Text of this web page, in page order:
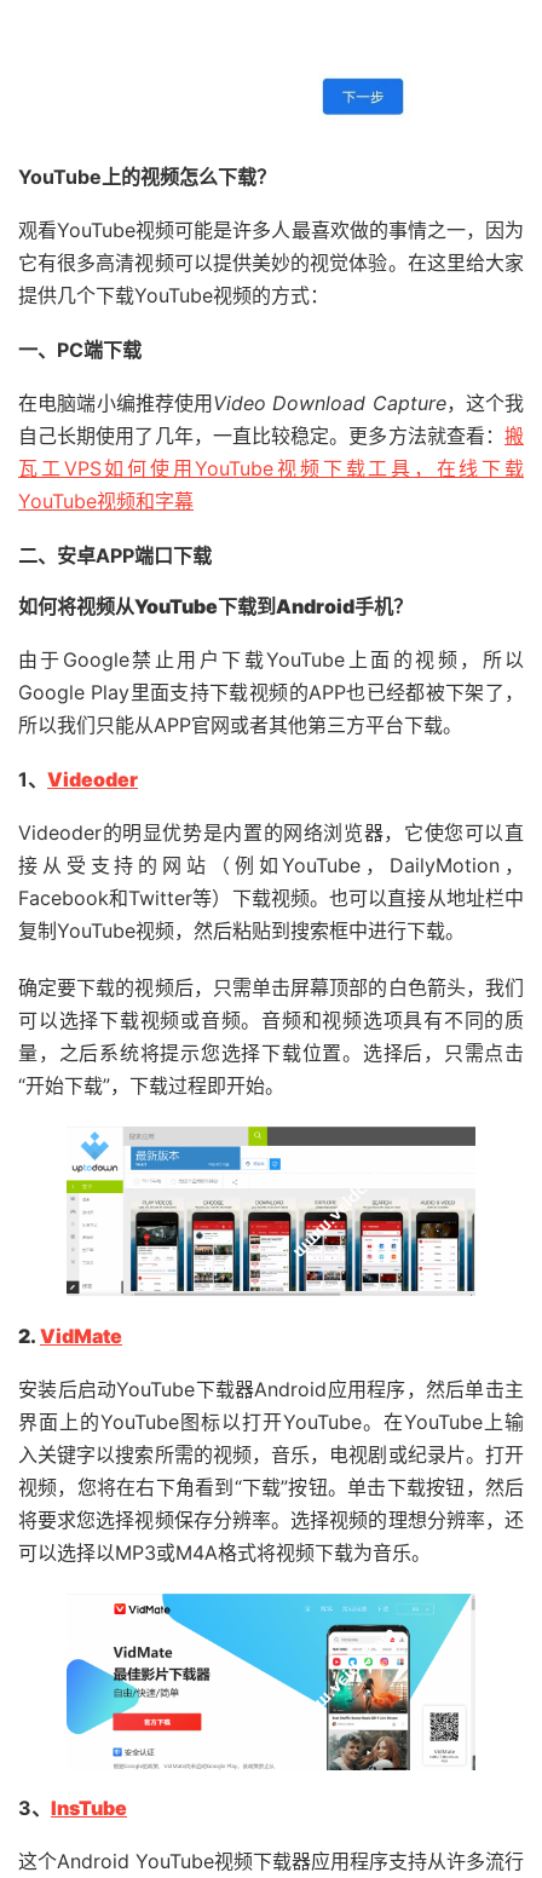
YouTube上的视频怎么下载？
观看YouTube视频可能是许多人最喜欢做的事情之一，因为
它有很多高清视频可以提供美妙的视觉体验。在这里给大家
提供几个下载YouTube视频的方式：
一、PC端下载
在电脑端小编推荐使用 Video Download Capture，这个我
自己长期使用了几年，一直比较稳定。更多方法就查看： 搬
瓦工VPS如何使用YouTube视频下载工具，在线下载
YouTube视频和字幕
二、安卓APP端口下载
如何将视频从YouTube下载到Android手机？
由于Google禁止用户下载YouTube上面的视频，所以
Google Play里面支持下载视频的APP也已经都被下架了，
所以我们只能从APP官网或者其他第三方平台下载。
1、 Videoder
Videoder的明显优势是内置的网络浏览器，它使您可以直
接从受支持的网站（例如YouTube，DailyMotion，
Facebook和Twitter等）下载视频。也可以直接从地址栏中
复制YouTube视频，然后粘贴到搜索框中进行下载。
确定要下载的视频后，只需单击屏幕顶部的白色箭头，我们
可以选择下载视频或音频。音频和视频选项具有不同的质
量，之后系统将提示您选择下载位置。选择后，只需点击
“开始下载”，下载过程即开始。
2. VidMate
安装后启动YouTube下载器Android应用程序，然后单击主
界面上的YouTube图标以打开YouTube。在YouTube上输
入关键字以搜索所需的视频，音乐，电视剧或纪录片。打开
视频，您将在右下角看到“下载”按钮。单击下载按钮，然后
将要求您选择视频保存分辨率。选择视频的理想分辨率，还
可以选择以MP3或M4A格式将视频下载为音乐。
3、 InsTube
这个Android YouTube视频下载器应用程序支持从许多流行